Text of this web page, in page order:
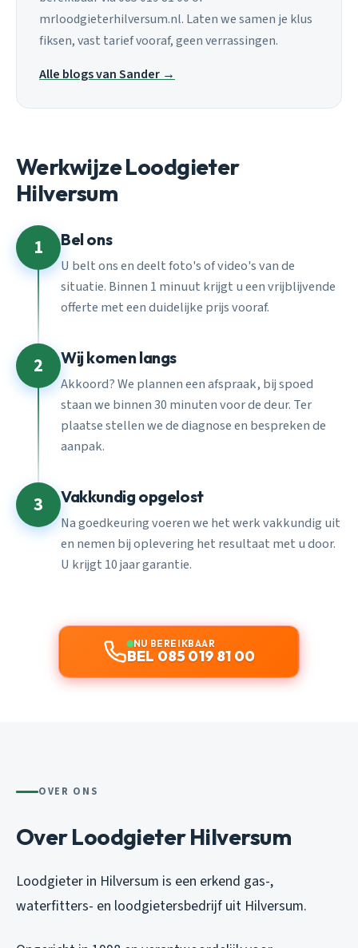
mrloodgieterhilversum.nl. Laten we samen je klus
fiksen, vast tarief vooraf, geen verrassingen.
Alle blogs van Sander →
Werkwijze Loodgieter
Hilversum
1 Bel ons
U belt ons en deelt foto's of video's van de
situatie. Binnen 1 minuut krijgt u een vrijblijvende
offerte met een duidelijke prijs vooraf.
2 Wij komen langs
Akkoord? We plannen een afspraak, bij spoed
staan we binnen 30 minuten voor de deur. Ter
plaatse stellen we de diagnose en bespreken de
aanpak.
3 Vakkundig opgelost
Na goedkeuring voeren we het werk vakkundig uit
en nemen bij oplevering het resultaat met u door.
U krijgt 10 jaar garantie.
NU BEREIKBAAR
BEL 085 019 81 00
OVER ONS
Over Loodgieter Hilversum
Loodgieter in Hilversum is een erkend gas-,
waterfitters- en loodgietersbedrijf uit Hilversum.